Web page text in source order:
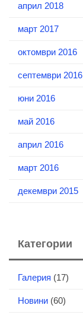
април 2018
март 2017
октомври 2016
септември 2016
юни 2016
май 2016
април 2016
март 2016
декември 2015
Категории
Галерия (17)
Новини (60)